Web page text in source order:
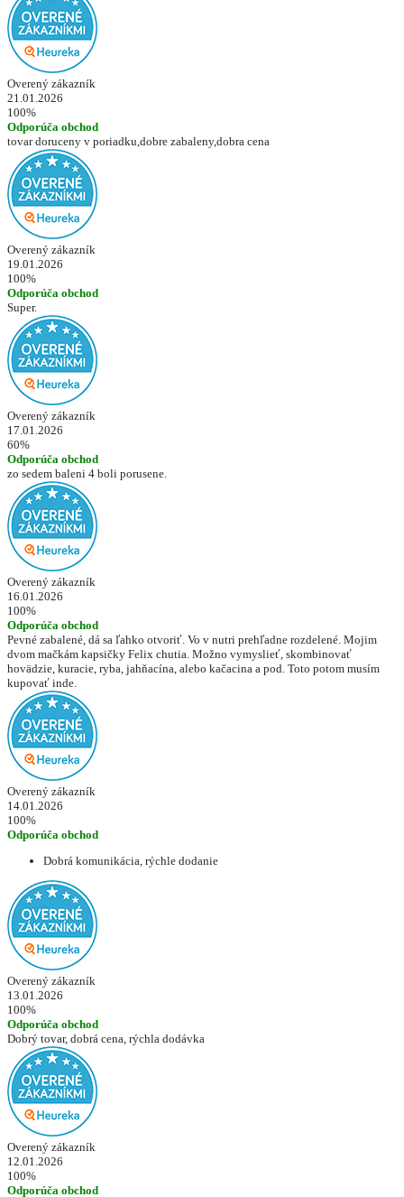
Overený zákazník
21.01.2026
100%
Odporúča obchod
tovar doruceny v poriadku,dobre zabaleny,dobra cena
Overený zákazník
19.01.2026
100%
Odporúča obchod
Super.
Overený zákazník
17.01.2026
60%
Odporúča obchod
zo sedem baleni 4 boli porusene.
Overený zákazník
16.01.2026
100%
Odporúča obchod
Pevné zabalené, dá sa ľahko otvoriť. Vo v nutri prehľadne rozdelené. Mojim
dvom mačkám kapsičky Felix chutia. Možno vymyslieť, skombinovať
hovädzie, kuracie, ryba, jahňacína, alebo kačacina a pod. Toto potom musím
kupovať inde.
Overený zákazník
14.01.2026
100%
Odporúča obchod
Dobrá komunikácia, rýchle dodanie
Overený zákazník
13.01.2026
100%
Odporúča obchod
Dobrý tovar, dobrá cena, rýchla dodávka
Overený zákazník
12.01.2026
100%
Odporúča obchod